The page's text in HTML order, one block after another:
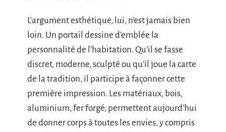
L’argument esthétique, lui, n’est jamais bien
loin. Un portail dessine d’emblée la
personnalité de l’habitation. Qu’il se fasse
discret, moderne, sculpté ou qu’il joue la carte
de la tradition, il participe à façonner cette
première impression. Les matériaux, bois,
aluminium, fer forgé, permettent aujourd’hui
de donner corps à toutes les envies, y compris